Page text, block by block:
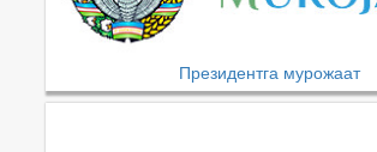
Президентга мурожаат